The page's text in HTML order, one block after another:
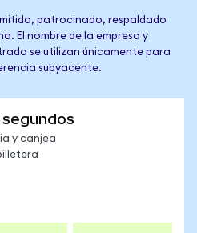
patrocinado, respaldado
El nombre de la empresa y
se utilizan únicamente para
subyacente.
y canjea